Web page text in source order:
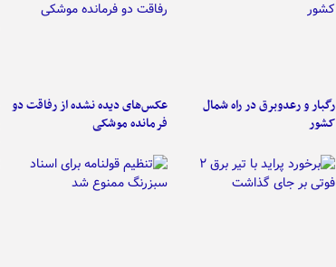
رگبار و رعدوبرق در راه شمال
کشور
عکس‌های دیده نشده از رفاقت دو
فرمانده‌ موشکی